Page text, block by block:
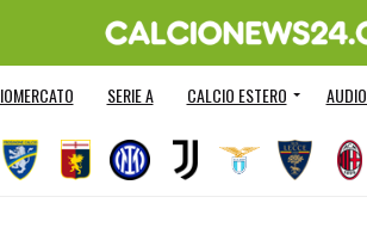
SERIE A CALCIO ESTERO